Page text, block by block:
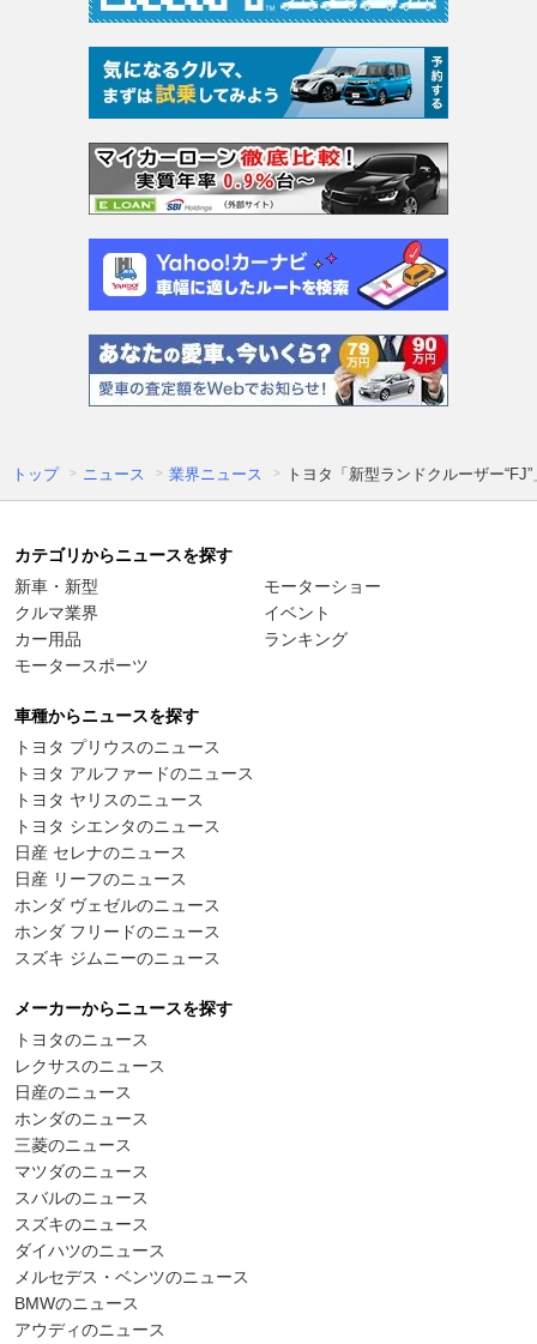
トップ ニュース 業界ニュース トヨタ「新型ランドクルーザー
カテゴリからニュースを探す
新車・新型
クルマ業界
カー用品
モータースポーツ
モーターショー
イベント
ランキング
車種からニュースを探す
トヨタ プリウスのニュース
トヨタ アルファードのニュース
トヨタ ヤリスのニュース
トヨタ シエンタのニュース
日産 セレナのニュース
日産 リーフのニュース
ホンダ ヴェゼルのニュース
ホンダ フリードのニュース
スズキ ジムニーのニュース
メーカーからニュースを探す
トヨタのニュース
レクサスのニュース
日産のニュース
ホンダのニュース
三菱のニュース
マツダのニュース
スバルのニュース
スズキのニュース
ダイハツのニュース
メルセデス・ベンツのニュース
BMWのニュース
アウディのニュース